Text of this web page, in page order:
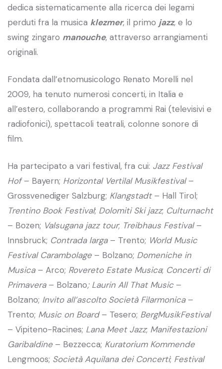
dedica sistematicamente alla ricerca dei legami
perduti fra la musica klezmer, il primo jazz, e lo
swing zingaro manouche, attraverso arrangiamenti
originali.
Fondata dall’etnomusicologo Renato Morelli nel
2009, ha tenuto numerosi concerti, in Italia e
all’estero, collaborando a programmi Rai (televisivi e
radiofonici), spettacoli teatrali, colonne sonore di
film.
Ha partecipato a vari festival, fra cui: Jazz Festival
Hof– Bayern; Horizontal Vertilal Musikfestival–
Grossvenediger Salzburg; Klangstadt – Hall Tirol;
Trentino Book Festival; Dolomiti Ski jazz; Culturnacht
– Bozen; Valsugana jazz tour; Treibhaus Festival–
Innsbruck; Contrada larga– Trento; World Music
Festival Carambolage– Bolzano; Domeniche in
Musica– Arco; Rovereto Estate Musica; Concerti di
Primavera– Bolzano; Laurin All That Music–
Bolzano; Invito all’ascolto Società Filarmonica–
Trento; Music on Board– Tesero; BergMusikFestival
– Vipiteno-Racines; Lana Meet Jazz; Manifestazioni
Garibaldine– Bezzecca; Kuratorium Kommende
Lengmoos; Società Aquilana dei Concerti; Festival